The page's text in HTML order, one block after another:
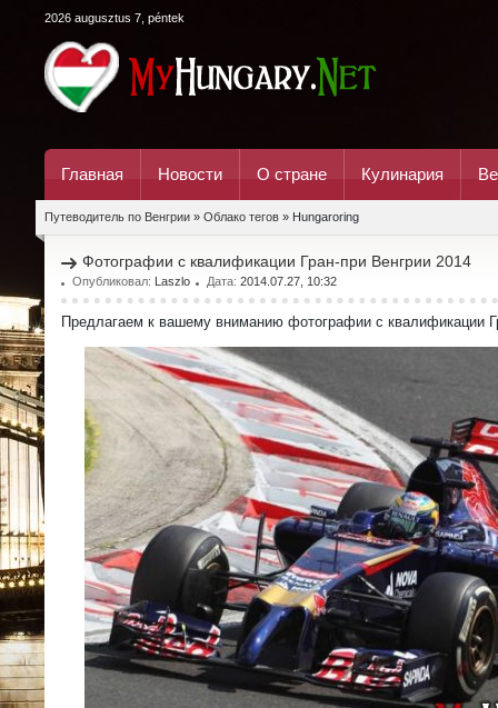
2026 augusztus 7, péntek
Главная Новости О стране Кулинария
Путеводитель по Венгрии » Облако тегов » Hungaroring
Фотографии с квалификации Гран-при Венгрии 2014
Опубликовал: Laszlo Дата: 2014.07.27, 10:32
Предлагаем к вашему вниманию фотографии с квалификации